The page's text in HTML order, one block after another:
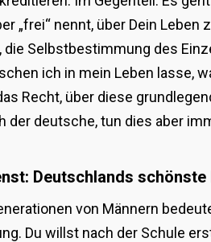
„frei“ nennt, über Dein
die Selbstbestimmung des
ich in mein Leben lasse,
Recht, über diese
der deutsche, tun dies aber
Deutschlands
von Männern
Du willst nach der Schule